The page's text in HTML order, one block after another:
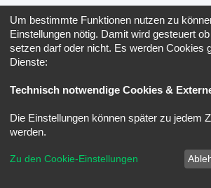
Um bestimmte Funktionen nutzen zu
Einstellungen nötig. Damit wird gesteuert
setzen darf oder nicht. Es werden Cookies
Dienste:
Technisch notwendige Cookies &
Die Einstellungen können später zu jedem
werden.
Zu den Cookie-Einstellungen